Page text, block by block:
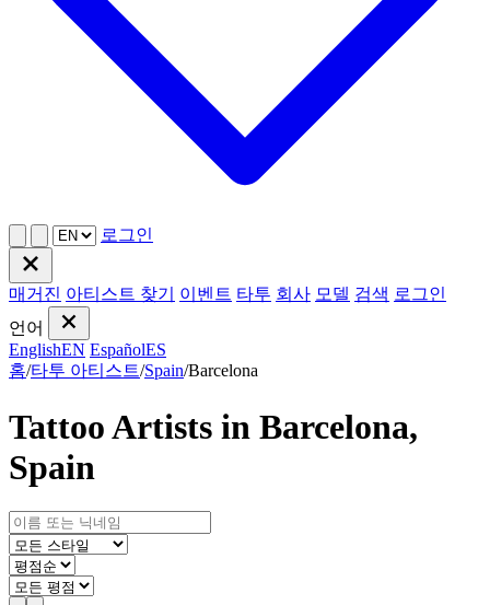
로그인
매거진 아티스트 찾기 이벤트 타투 회사 모델 검색 로그인
언어
EnglishEN EspañolES
홈/타투 아티스트/Spain/Barcelona
Tattoo Artists in Barcelona,
Spain